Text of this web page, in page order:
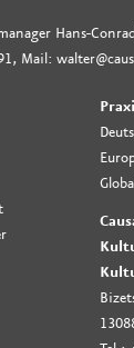
Hans-
Mail:
Global